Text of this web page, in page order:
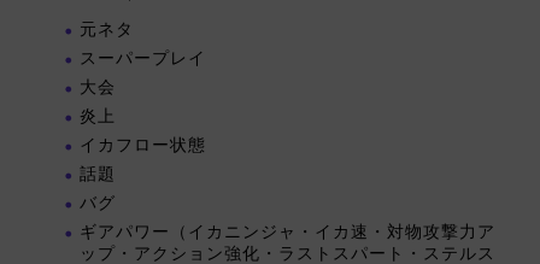
元ネタ
スーパープレイ
大会
炎上
イカフロー状態
話題
バグ
ギアパワー（イカニンジャ・イカ速・対物攻撃力ア
ップ・アクション強化・ラストスパート・ステルス